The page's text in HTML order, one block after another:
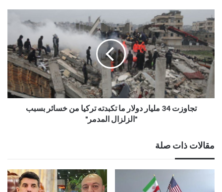
تجاوزت 34 مليار دولار ما تكبدته تركيا من خسائر بسبب
"الزلزال المدمر"
مقالات ذات صلة